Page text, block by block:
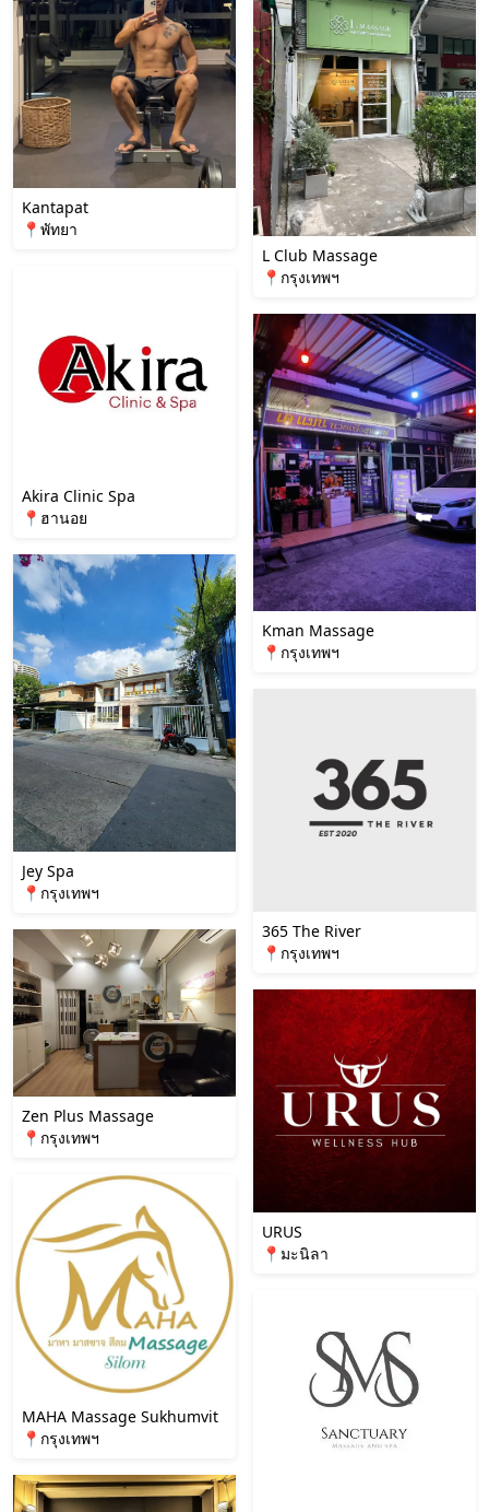
Kantapat
📍พัทยา
Akira Clinic Spa
📍ฮานอย
Jey Spa
📍กรุงเทพฯ
Zen Plus Massage
📍กรุงเทพฯ
MAHA Massage Sukhumvit
📍กรุงเทพฯ
L Club Massage
📍กรุงเทพฯ
Kman Massage
📍กรุงเทพฯ
365 The River
📍กรุงเทพฯ
URUS
📍มะนิลา